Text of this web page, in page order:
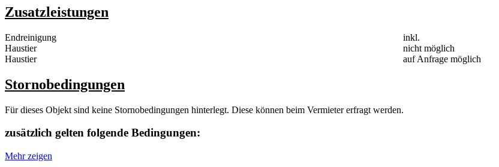
Zusatzleistungen
Endreinigung
inkl.
Haustier
nicht möglich
Haustier
auf Anfrage möglich
Stornobedingungen
Für dieses Objekt sind keine Stornobedingungen hinterlegt. Diese können beim Vermieter erfragt werden.
zusätzlich gelten folgende Bedingungen:
Mehr zeigen